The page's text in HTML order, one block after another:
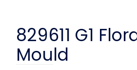
829611 G1
Mould